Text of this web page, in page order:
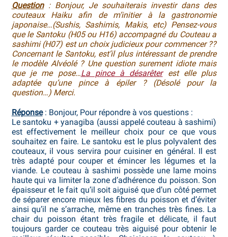
Demande de devis
Expédition le jour même
Frais de port
Hall of Fame
Bocuse d’Or
Ma sélection
Mentions légales
Mon Compte
Partenaires
Plan du site
Question : Bonjour, Je souhaiterais investir dans des
couteaux Haiku afin de m’initier à la gastronomie
japonaise…(Sushis, Sashimis, Makis, etc) Pensez-vous
que le Santoku (H05 ou H16) accompagné du Couteau a
sashimi (H07) est un choix judicieux pour commencer ??
Concernant le Santoku, est’il plus intéressant de prendre
le modèle Alvéolé ? Une question surement idiote mais
que je me pose…La pince à désarêterest elle plus
adaptée qu’une pince à épiler ? (Désolé pour la
question…) Merci.
Réponse: Bonjour, Pour répondre à vos questions :
Le santoku + yanagiba (aussi appelé couteau à sashimi)
est effectivement le meilleur choix pour ce que vous
souhaitez en faire. Le santoku est le plus polyvalent des
couteaux, il vous servira pour cuisiner en général. Il est
très adapté pour couper et émincer les légumes et la
viande. Le couteau à sashimi possède une lame moins
haute qui va limiter la zone d’adhérence du poisson. Son
épaisseur et le fait qu’il soit aiguisé que d’un côté permet
de séparer encore mieux les fibres du poisson et d’éviter
ainsi qu’il ne s’arrache, même en tranches très fines. La
chair du poisson étant très fragile et délicate, il faut
toujours garder ce couteau très aiguisé pour obtenir le